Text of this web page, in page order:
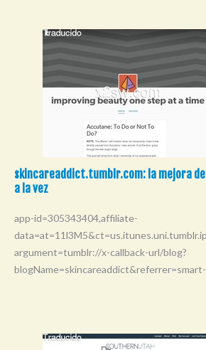
skincareaddict.tumblr.com: la mejora de
a la vez
app-id=305343404,affiliate-
argument=tumblr://x-callback-url/blog?